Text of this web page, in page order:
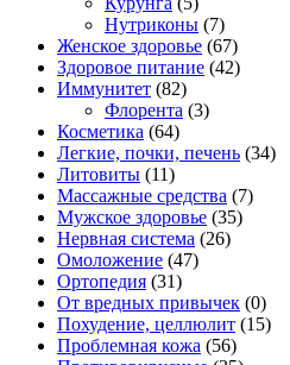
Нутриконы (7)
Женское здоровье (67)
Здоровое питание (42)
Иммунитет (82)
Флорента (3)
Косметика (64)
Легкие, почки, печень (34)
Литовиты (11)
Массажные средства (7)
Мужское здоровье (35)
Нервная система (26)
Омоложение (47)
Ортопедия (31)
От вредных привычек (0)
Похудение, целлюлит (15)
Проблемная кожа (56)